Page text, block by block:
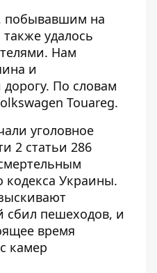
побывавшим на
также удалось
Нам
и
По словам
Touareg.
уголовное
2 статьи 286
кодекса Украины.
сбил пешеходов, и
время
камер